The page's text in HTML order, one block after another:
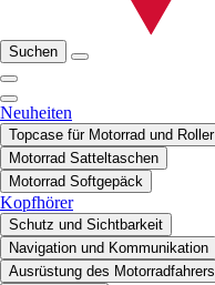
Suchen
Neuheiten
Topcase für Motorrad und Roller
Motorrad Satteltaschen
Motorrad Softgepäck
Kopfhörer
Schutz und Sichtbarkeit
Navigation und Kommunikation
Ausrüstung des Motorradfahrers